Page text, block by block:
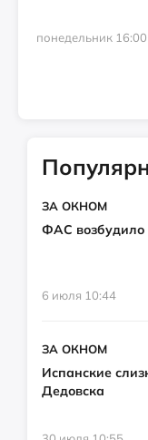
понедельник 16:00
ЗА ОКНОМ
ФАС возбудило
6 июля 10:44
ЗА ОКНОМ
Испанские
Дедовска